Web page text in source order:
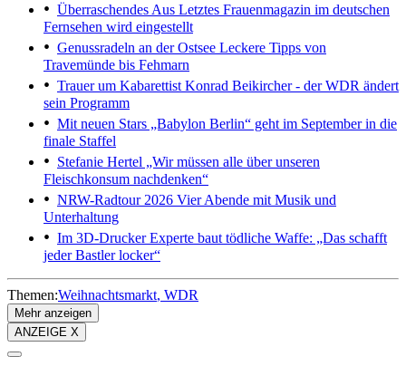
Überraschendes Aus Letztes Frauenmagazin im deutschen
Fernsehen wird eingestellt
Genussradeln an der Ostsee Leckere Tipps von
Travemünde bis Fehmarn
Trauer um Kabarettist Konrad Beikircher - der WDR ändert
sein Programm
Mit neuen Stars „Babylon Berlin“ geht im September in die
finale Staffel
Stefanie Hertel „Wir müssen alle über unseren
Fleischkonsum nachdenken“
NRW-Radtour 2026 Vier Abende mit Musik und
Unterhaltung
Im 3D-DruckerExperte baut tödliche Waffe: „Das schafft
jeder Bastler locker“
Themen:Weihnachtsmarkt WDR
Mehr anzeigen
ANZEIGE X